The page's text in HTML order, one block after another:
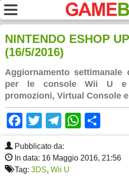
NINTENDO ESHOP
(16/5/2016)
Aggiornamento settimanale
per le console Wii U e
promozioni, Virtual Console
Facebook
TwitterTelegram
Pubblicato da:
In data: 16 Maggio 2016, 21:56
Tag: 3DS, Wii U